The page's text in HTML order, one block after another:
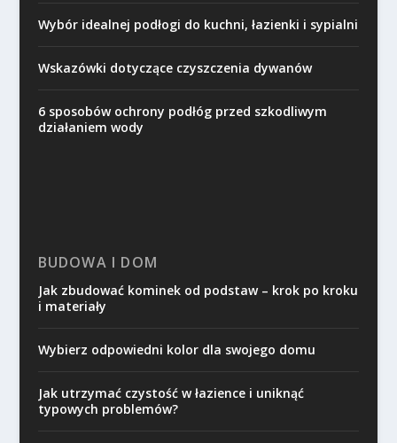
Wybór idealnej podłogi do kuchni, łazienki i sypialni
Wskazówki dotyczące czyszczenia dywanów
6 sposobów ochrony podłóg przed szkodliwym
działaniem wody
BUDOWA I DOM
Jak zbudować kominek od podstaw – krok po kroku
i materiały
Wybierz odpowiedni kolor dla swojego domu
Jak utrzymać czystość w łazience i uniknąć
typowych problemów?